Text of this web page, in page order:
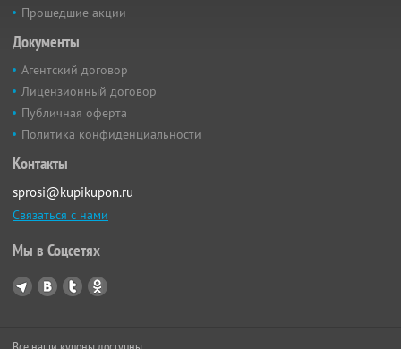
Прошедшие акции
Документы
Агентский договор
Лицензионный договор
Публичная оферта
Политика конфиденциальности
Контакты
sprosi@kupikupon.ru
Связаться с нами
Мы в Соцсетях